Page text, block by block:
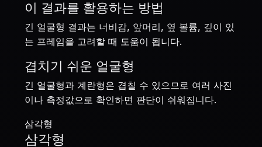
이 결과를 활용하는 방법
긴 얼굴형 결과는 너비감, 앞머리, 옆 볼륨, 깊이 있
는 프레임을 고려할 때 도움이 됩니다.
겹치기 쉬운 얼굴형
긴 얼굴형과 계란형은 겹칠 수 있으므로 여러 사진
이나 측정값으로 확인하면 판단이 쉬워집니다.
삼각형
삼각형